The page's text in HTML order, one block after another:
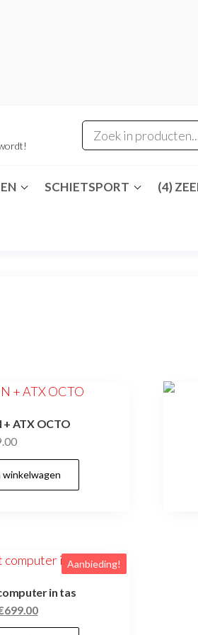
SCHIETSPORT (4)
+ ATX OCTO
winkelwagen
Aanbieding!
in tas
699.00Huidige
prijs